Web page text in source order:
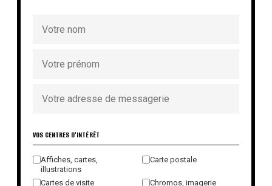
VOS CENTRES D'INTÉRÊT
Affiches, cartes,
illustrations
Carte postale
Cartes de visite
Chromos, imagerie